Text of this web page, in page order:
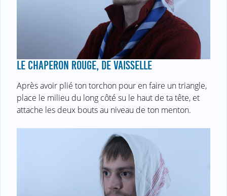
LE CHAPERON ROUGE, DE VAISSELLE
Après avoir plié ton torchon pour en faire un triangle,
place le milieu du long côté su le haut de ta tête, et
attache les deux bouts au niveau de ton menton.